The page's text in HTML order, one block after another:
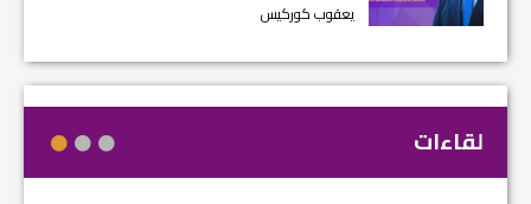
يعقوب كوركيس
لقاءات